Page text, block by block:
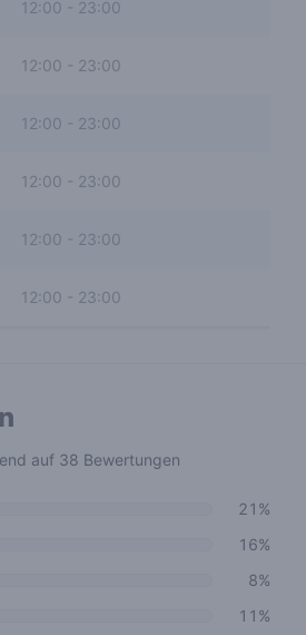
12:00 23:00
12:00 - 23:00
12:00 23:00
12:00 - 23:00
12:00 23:00
12:00 - 23:00
auf 38 Bewertungen
21%
16%
8%
11%